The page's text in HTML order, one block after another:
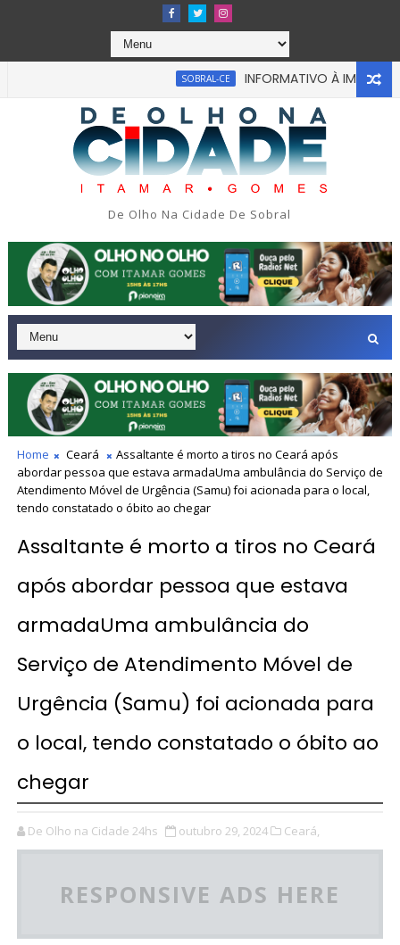
SOBRAL-CE INFORMATIVO À IMPRENSA
De Olho Na Cidade De Sobral
Home Ceará
Assaltante é morto a tiros no Ceará após
abordar pessoa que estava armadaUma ambulância do Serviço de
Atendimento Móvel de Urgência (Samu) foi acionada para o local,
tendo constatado o óbito ao chegar
Assaltante é morto a tiros no Ceará
após abordar pessoa que estava
armadaUma ambulância do
Serviço de Atendimento Móvel de
Urgência (Samu) foi acionada para
o local, tendo constatado o óbito ao
chegar
De Olho na Cidade 24hs outubro 29, 2024 Ceará,
RESPONSIVE ADS HERE